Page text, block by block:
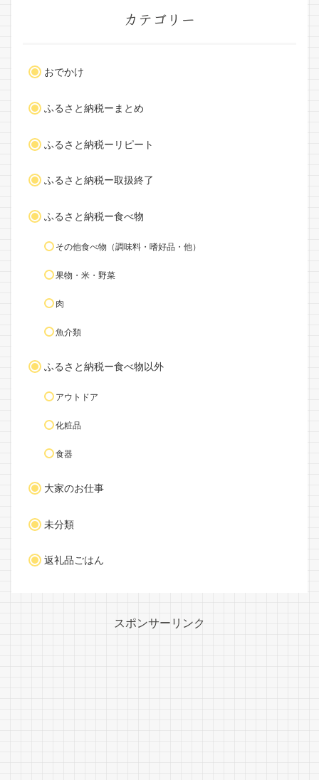
カテゴリー
おでかけ
ふるさと納税ーまとめ
ふるさと納税ーリピート
ふるさと納税ー取扱終了
ふるさと納税ー食べ物
その他食べ物（調味料・嗜好品・他）
果物・米・野菜
肉
魚介類
ふるさと納税ー食べ物以外
アウトドア
化粧品
食器
大家のお仕事
未分類
返礼品ごはん
スポンサーリンク